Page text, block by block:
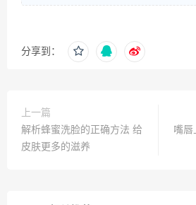
分享到：
上一篇
解析蜂蜜洗脸的正确方法 给
皮肤更多的滋养
嘴唇